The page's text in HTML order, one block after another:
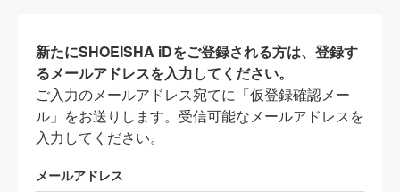
新たにSHOEISHA iDをご登録される方は、登録す
るメールアドレスを入力してください。
ご入力のメールアドレス宛てに「仮登録確認メー
ル」をお送りします。受信可能なメールアドレスを
入力してください。
メールアドレス